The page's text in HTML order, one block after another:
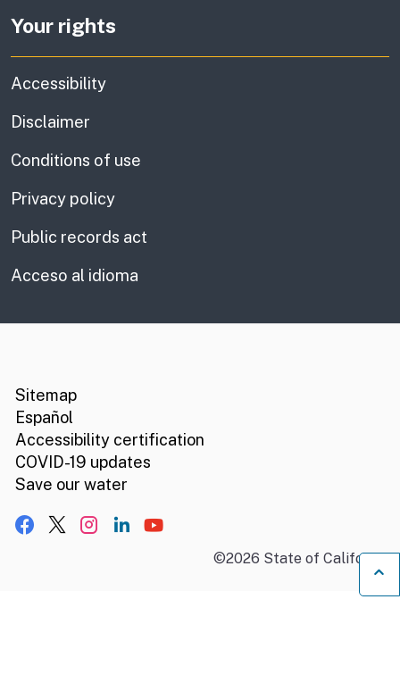
Your rights
Accessibility
Disclaimer
Conditions of use
Privacy policy
Public records act
Acceso al idioma
Sitemap
Español
Accessibility certification
COVID-19 updates
Save our water
Facebook
X, formerly Twitter
Instagram
LinkedIn
YouTube
©2026 State of California